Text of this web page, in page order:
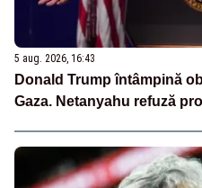
5 aug. 2026, 16:43
Donald Trump întâmpină
Gaza. Netanyahu refuză